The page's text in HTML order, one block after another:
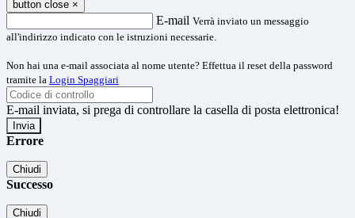
button close ×
E-mail Verrà inviato un messaggio
all'indirizzo indicato con le istruzioni necessarie.
Non hai una e-mail associata al nome utente? Effettua il reset della password
tramite la Login Spaggiari
E-mail inviata, si prega di controllare la casella di posta elettronica!
Errore
Chiudi
Successo
Chiudi